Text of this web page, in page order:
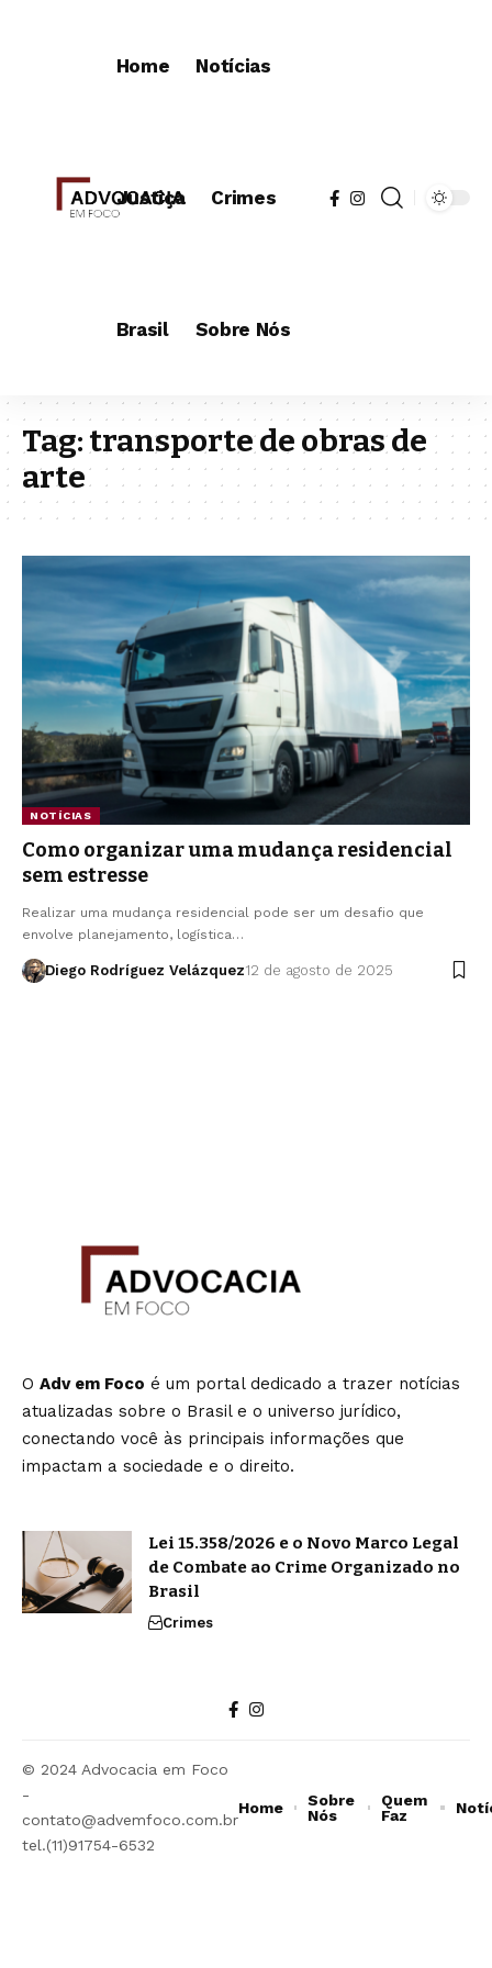
Home Notícias
Justiça Crimes
Brasil Sobre Nós
Tag:transporte de obras de
arte
NOTÍCIAS
Como organizar uma mudança residencial
sem estresse
Realizar uma mudança residencial pode ser um desafio que
envolve planejamento, logística…
Diego Rodríguez Velázquez12 de agosto de 2025
O Adv em Foco é um portal dedicado a trazer notícias
atualizadas sobre o Brasil e o universo jurídico,
conectando você às principais informações que
impactam a sociedade e o direito.
Lei 15.358/2026 e o Novo Marco Legal
de Combate ao Crime Organizado no
Brasil
Crimes
© 2024 Advocacia em Foco
-
contato@advemfoco.com.br
tel.(11)91754-6532
Home
Sobre
Nós
Quem
Faz